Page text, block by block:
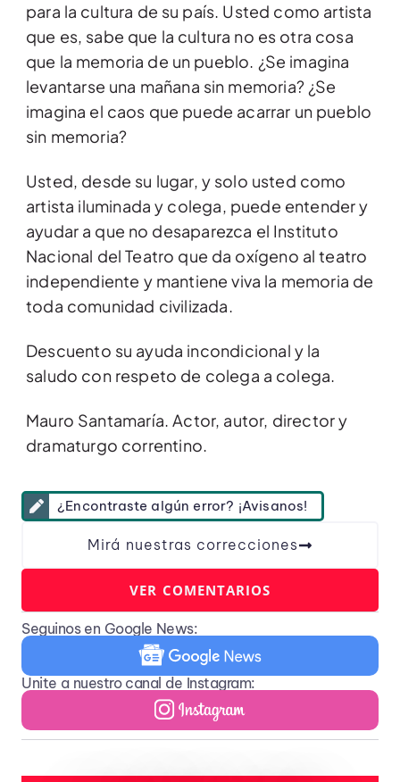
para la cultura de su país. Usted como artista
que es, sabe que la cultura no es otra cosa
que la memoria de un pueblo. ¿Se imagina
levantarse una mañana sin memoria? ¿Se
imagina el caos que puede acarrar un pueblo
sin memoria?
Usted, desde su lugar, y solo usted como
artista iluminada y colega, puede entender y
ayudar a que no desaparezca el Instituto
Nacional del Teatro que da oxígeno al teatro
independiente y mantiene viva la memoria de
toda comunidad civilizada.
Descuento su ayuda incondicional y la
saludo con respeto de colega a colega.
Mauro Santamaría. Actor, autor, director y
dramaturgo correntino.
¿Encontraste algún error? ¡Avisanos!
Mirá nuestras correcciones
VER COMENTARIOS
Seguinos en Google News:
Unite a nuestro canal de Instagram: